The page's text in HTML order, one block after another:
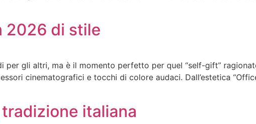
2026 di stile
per gli altri, ma è il momento perfetto per quel “self-gift”
cinematografici e tocchi di colore audaci. Dall’estetica
italiana